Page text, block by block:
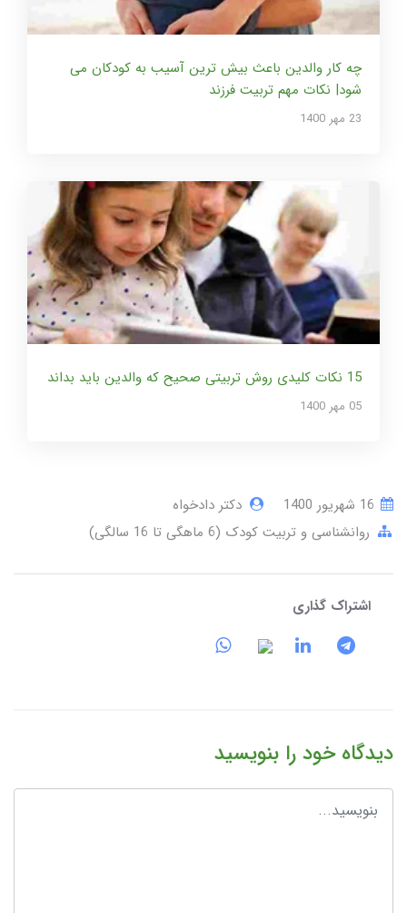
چه کار والدین باعث بیش ترین آسیب به کودکان می
شود| نکات مهم تربیت فرزند
23 مهر 1400
15 نکات کلیدی روش تربیتی صحیح که والدین باید بداند
05 مهر 1400
دکتر دادخواه
روانشناسی و تربیت کودک (6 ماهگی تا 16 سالگی)
اشتراک گذاری
دیدگاه خود را بنویسید